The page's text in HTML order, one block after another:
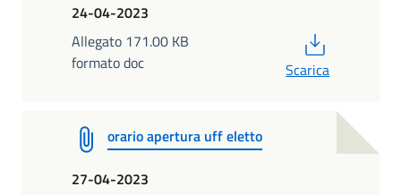
24-04-2023
Allegato 171.00 KB
formato doc
Scarica
orario apertura uff eletto
27-04-2023